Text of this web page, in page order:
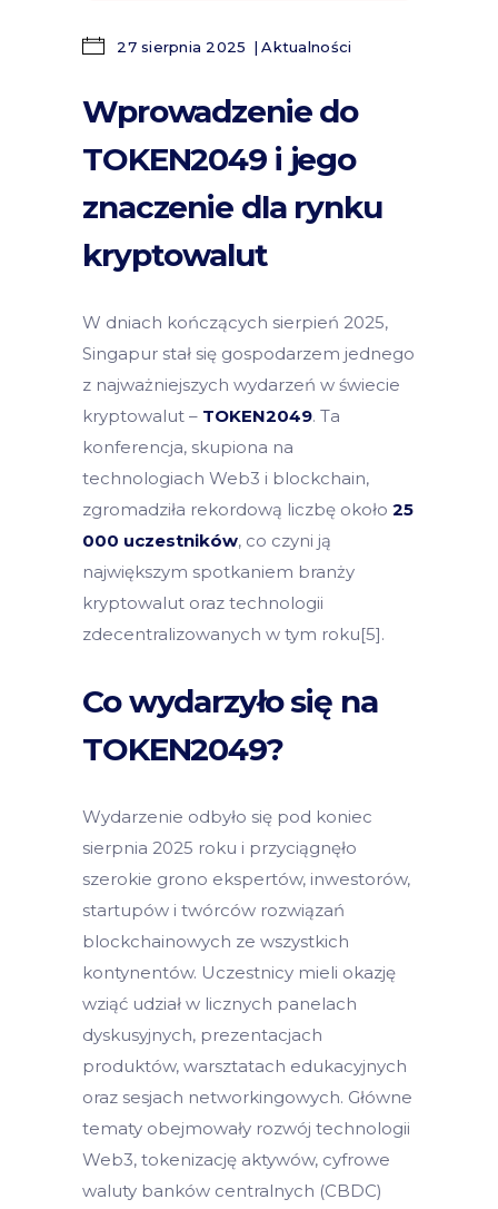
27 sierpnia 2025 Aktualności
Wprowadzenie do
TOKEN2049 i jego
znaczenie dla rynku
kryptowalut
W dniach kończących sierpień 2025,
Singapur stał się gospodarzem jednego
z najważniejszych wydarzeń w świecie
kryptowalut – TOKEN2049. Ta
konferencja, skupiona na
technologiach Web3 i blockchain,
zgromadziła rekordową liczbę około 25
000 uczestników, co czyni ją
największym spotkaniem branży
kryptowalut oraz technologii
zdecentralizowanych w tym roku[5].
Co wydarzyło się na
TOKEN2049?
Wydarzenie odbyło się pod koniec
sierpnia 2025 roku i przyciągnęło
szerokie grono ekspertów, inwestorów,
startupów i twórców rozwiązań
blockchainowych ze wszystkich
kontynentów. Uczestnicy mieli okazję
wziąć udział w licznych panelach
dyskusyjnych, prezentacjach
produktów, warsztatach edukacyjnych
oraz sesjach networkingowych. Główne
tematy obejmowały rozwój technologii
Web3, tokenizację aktywów, cyfrowe
waluty banków centralnych (CBDC)